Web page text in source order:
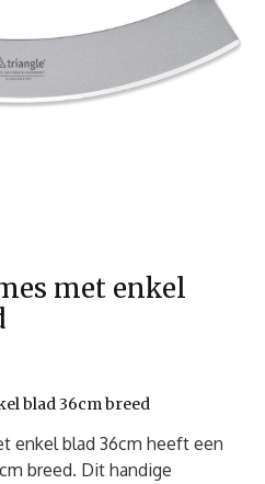
met enkel
blad 36cm breed
enkel blad 36cm heeft een
breed. Dit handige